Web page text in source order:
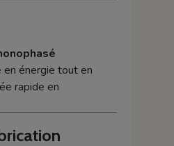
en énergie tout en
rapide en